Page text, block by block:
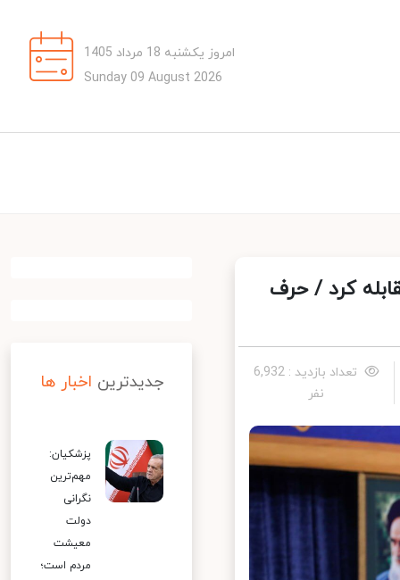
امروز یکشنبه 18 مرداد 1405
Sunday 09 August 2026
کرد / حرف
تعداد بازدید : 6,932
نفر
جدیدترین اخبار ها
پزشکیان:
مهم‌ترین
نگرانی
دولت
معیشت
مردم است؛